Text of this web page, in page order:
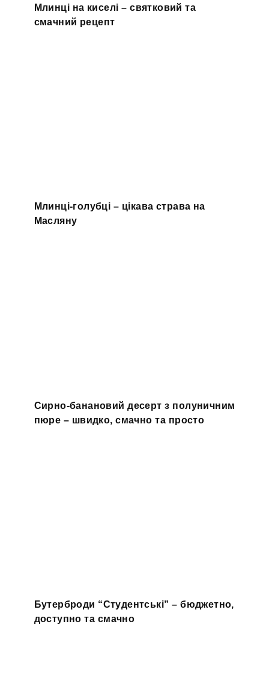
Млинці на киселі – святковий та
смачний рецепт
Млинці-голубці – цікава страва на
Масляну
Сирно-банановий десерт з полуничним
пюре – швидко, смачно та просто
Бутерброди “Студентські” – бюджетно,
доступно та смачно